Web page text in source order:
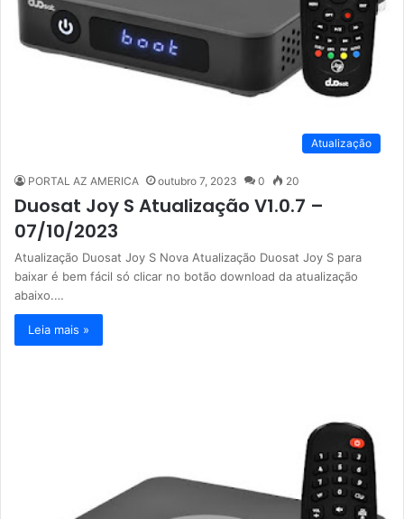
Atualização
PORTAL AZ AMERICA outubro 7, 2023 0 20
Duosat Joy S Atualização V1.0.7 –
07/10/2023
Atualização Duosat Joy S Nova Atualização Duosat Joy S para
baixar é bem fácil só clicar no botão download da atualização
abaixo.…
Leia mais »